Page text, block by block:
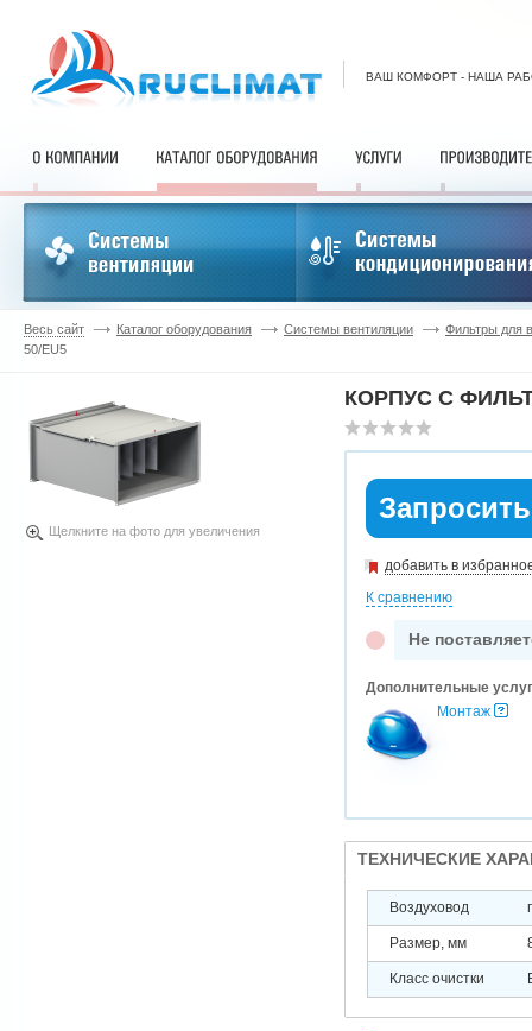
ВАШ КОМФОРТ - НАША
Весь сайт Каталог оборудования Системы вентиляции
Фильтры для
50/EU5
Щелкните на фото для увеличения
КОРПУС С
добавить в
К сравнению
Не
Дополнительные
Монтаж
ТЕХНИЧЕСКИЕ
Воздуховод
Размер, мм
Класс очистки